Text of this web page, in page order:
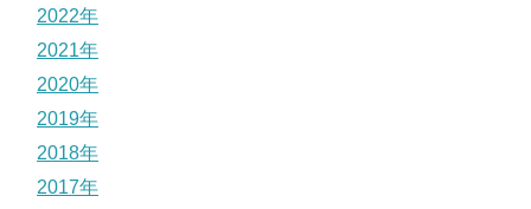
2022年
2021年
2020年
2019年
2018年
2017年